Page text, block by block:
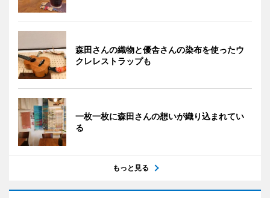
森田さんの織物と優舎さんの染布を使ったウ
クレレストラップも
一枚一枚に森田さんの想いが織り込まれてい
る
もっと見る